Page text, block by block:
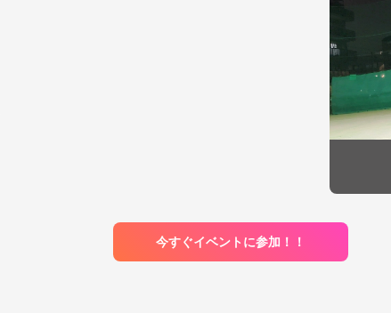
今すぐイベントに参加！！